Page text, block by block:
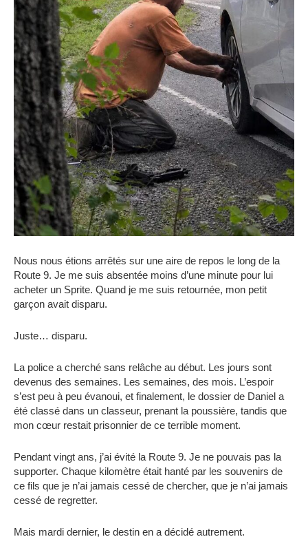
Nous nous étions arrêtés sur une aire de repos le long de la
Route 9. Je me suis absentée moins d’une minute pour lui
acheter un Sprite. Quand je me suis retournée, mon petit
garçon avait disparu.
Juste… disparu.
La police a cherché sans relâche au début. Les jours sont
devenus des semaines. Les semaines, des mois. L’espoir
s’est peu à peu évanoui, et finalement, le dossier de Daniel a
été classé dans un classeur, prenant la poussière, tandis que
mon cœur restait prisonnier de ce terrible moment.
Pendant vingt ans, j’ai évité la Route 9. Je ne pouvais pas la
supporter. Chaque kilomètre était hanté par les souvenirs de
ce fils que je n’ai jamais cessé de chercher, que je n’ai jamais
cessé de regretter.
Mais mardi dernier, le destin en a décidé autrement.